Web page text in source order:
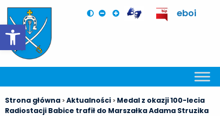
Otwórz pasek narzędzi
eboi
Strona główna >Aktualności > Medal z okazji 100-lecia
Radiostacji Babice trafił do Marszałka Adama Struzika